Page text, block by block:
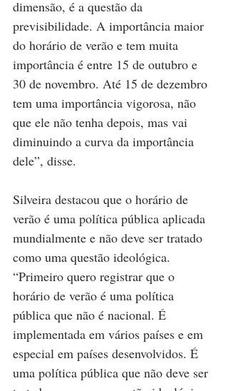
dimensão, é a questão da
previsibilidade. A importância maior
do horário de verão e tem muita
importância é entre 15 de outubro e
30 de novembro. Até 15 de dezembro
tem uma importância vigorosa, não
que ele não tenha depois, mas vai
diminuindo a curva da importância
dele”, disse.
Silveira destacou que o horário de
verão é uma política pública aplicada
mundialmente e não deve ser tratado
como uma questão ideológica.
“Primeiro quero registrar que o
horário de verão é uma política
pública que não é nacional. É
implementada em vários países e em
especial em países desenvolvidos. É
uma política pública que não deve ser